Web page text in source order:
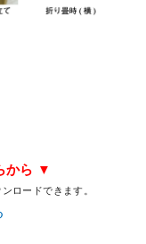
から ▼
ロードできます。